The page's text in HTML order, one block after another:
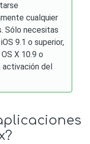
cualquier
Sólo necesitas
9.1 o superior,
X 10.9 o
del